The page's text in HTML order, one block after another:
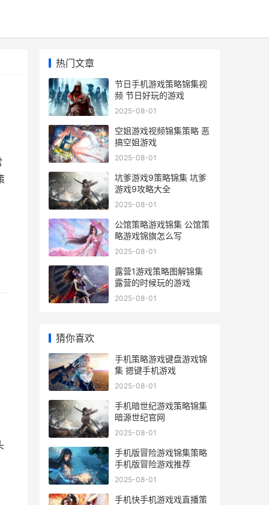
热门文章
节日手机游戏策略锦集视
频 节日好玩的游戏
2025-08-01
空姐游戏视频锦集策略 恶
搞空姐游戏
2025-08-01
坑爹游戏9策略锦集 坑爹
游戏9攻略大全
2025-08-01
公馆策略游戏锦集 公馆策
略游戏锦旗怎么写
2025-08-01
露营1游戏策略图解锦集
露营的时候玩的游戏
2025-08-01
猜你喜欢
手机策略游戏键盘游戏锦
集 摁键手机游戏
2025-08-01
手机暗世纪游戏策略锦集
暗源世纪官网
2025-08-01
手机版冒险游戏锦集策略
手机版冒险游戏推荐
2025-08-01
手机快手机游戏戏直播策